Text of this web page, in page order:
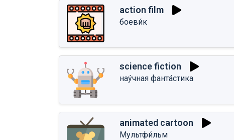
action film
боеви́к
science fiction
нау́чная фанта́стика
animated cartoon
Мультфи́льм